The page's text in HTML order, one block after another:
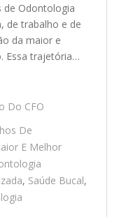
de Odontologia
de trabalho e de
da maior e
Essa trajetória…
Do CFO
De
E Melhor
, Saúde Bucal,